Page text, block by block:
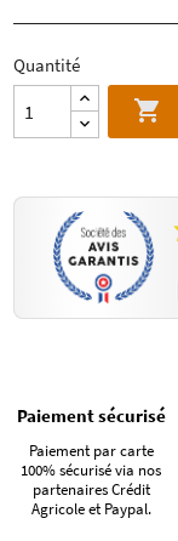
Quantité

Paiement sécurisé
Paiement par carte
100% sécurisé via nos
partenaires Crédit
Agricole et Paypal.